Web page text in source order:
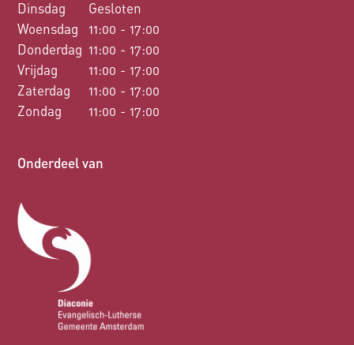
Dinsdag
Woensdag
Donderdag
Vrijdag
Zaterdag
Zondag
Gesloten
11:00 - 17:00
11:00 - 17:00
11:00 - 17:00
11:00 - 17:00
11:00 - 17:00
Onderdeel van